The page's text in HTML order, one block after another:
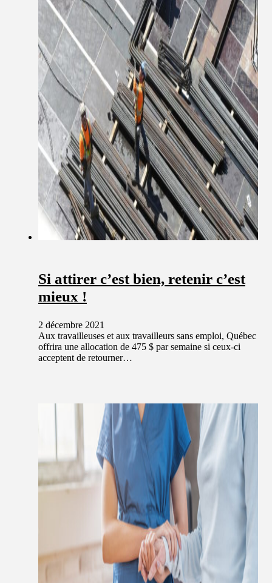
Si attirer c’est bien, retenir c’est
mieux !
2 décembre 2021
Aux travailleuses et aux travailleurs sans emploi, Québec
offrira une allocation de 475 $ par semaine si ceux-ci
acceptent de retourner…